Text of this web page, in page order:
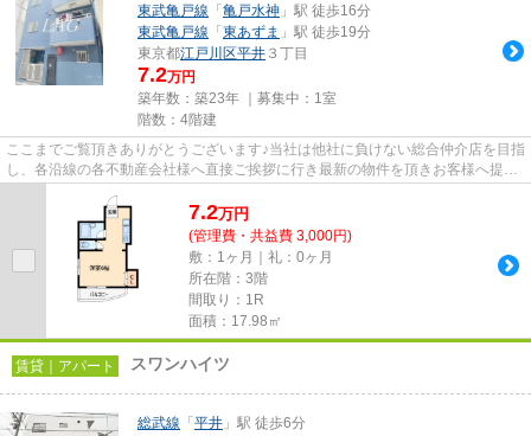
東武亀戸線 「 亀戸水神 」駅 徒歩16分
東武亀戸線 「 東あずま 」駅 徒歩19分
東京都江戸川区平井 ３丁目
7.2万円
築年数：築23年 ｜募集中： 1室
階数：4階建
ここまでご覧頂きありがとうございます♪当社は他社に負けない総合仲介店を目指
し、各沿線の各不動産会社様へ直接ご挨拶に行き最新の物件を頂きお客様へ提供
7.2万円
(管理費・共益費 3,000円)
敷：1ヶ月｜礼：0ヶ月
所在階：3階
間取り：1R
面積：17.98㎡
賃貸｜アパート スワンハイツ
総武線 「 平井 」駅 徒歩6分